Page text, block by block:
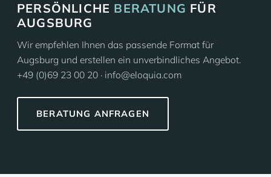
PERSÖNLICHE BERATUNG FÜR
AUGSBURG
Wir empfehlen Ihnen das passende Format für
Augsburg und erstellen ein unverbindliches Angebot.
+49 (0)69 23 00 20 · info@eloquia.com
BERATUNG ANFRAGEN